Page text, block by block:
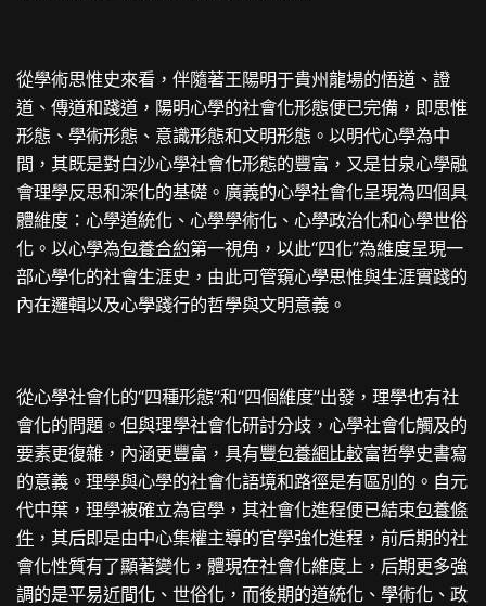
從學術思惟史來看，伴隨著王陽明于貴州龍場的悟道、證
道、傳道和踐道，陽明心學的社會化形態便已完備，即思惟
形態、學術形態、意識形態和文明形態。以明代心學為中
間，其既是對白沙心學社會化形態的豐富，又是甘泉心學融
會理學反思和深化的基礎。廣義的心學社會化呈現為四個具
體維度：心學道統化、心學學術化、心學政治化和心學世俗
化。以心學為包養合約第一視角，以此“四化”為維度呈現一
部心學化的社會生涯史，由此可管窺心學思惟與生涯實踐的
內在邏輯以及心學踐行的哲學與文明意義。
從心學社會化的“四種形態”和“四個維度”出發，理學也有社
會化的問題。但與理學社會化研討分歧，心學社會化觸及的
要素更復雜，內涵更豐富，具有豐包養網比較富哲學史書寫
的意義。理學與心學的社會化語境和路徑是有區別的。自元
代中葉，理學被確立為官學，其社會化進程便已結束包養條
件 ，其后即是由中心集權主導的官學強化進程，前后期的社
會化性質有了顯著變化，體現在社會化維度上，后期更多強
調的是平易近間化、世俗化，而後期的道統化、學術化、政